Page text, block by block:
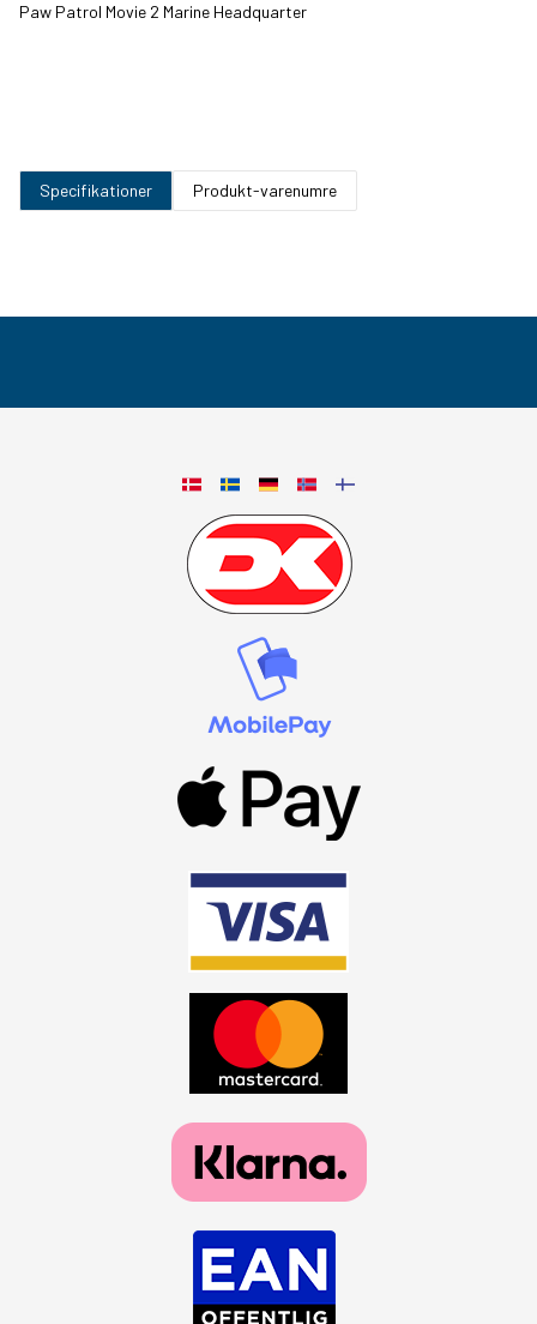
Paw Patrol Movie 2 Marine Headquarter
Specifikationer Produkt-varenumre